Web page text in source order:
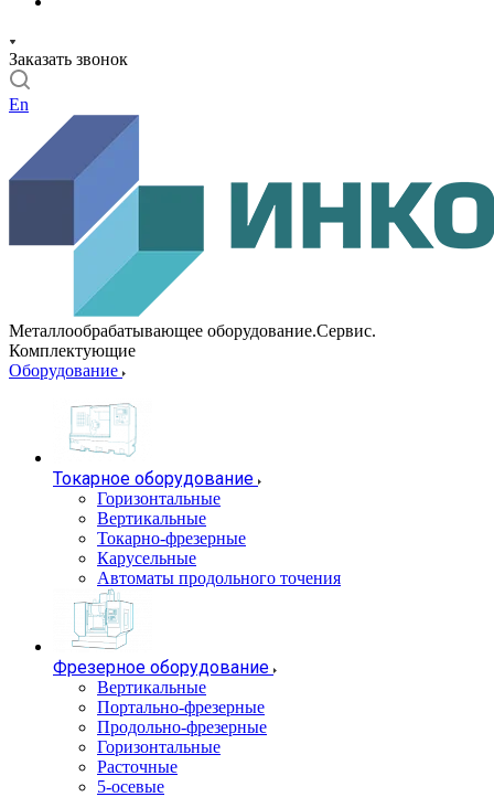
Заказать звонок
En
Металлообрабатывающее оборудование.Сервис.
Комплектующие
Оборудование
Токарное оборудование
Горизонтальные
Вертикальные
Токарно-фрезерные
Карусельные
Автоматы продольного точения
Фрезерное оборудование
Вертикальные
Портально-фрезерные
Продольно-фрезерные
Горизонтальные
Расточные
5-осевые